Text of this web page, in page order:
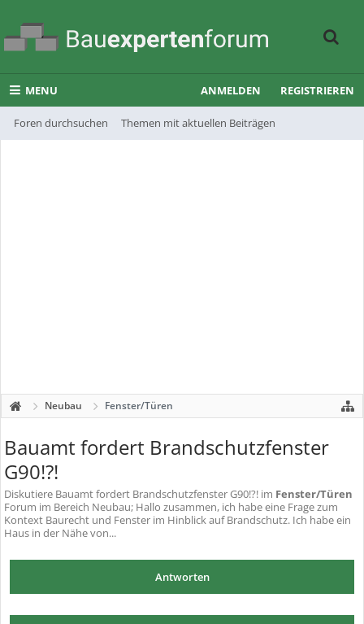
MENU
Foren durchsuchen Themen mit aktuellen Beiträgen
ANMELDEN REGISTRIEREN
Neubau Fenster/Türen
Bauamt fordert Brandschutzfenster
G90!?!
Diskutiere Bauamt fordert Brandschutzfenster G90!?! im Fenster/Türen
Forum im Bereich Neubau; Hallo zusammen, ich habe eine Frage zum
Kontext Baurecht und Fenster im Hinblick auf Brandschutz. Ich habe ein
Haus in der Nähe von...
Antworten